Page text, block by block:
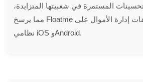
المستمرة في شعبيتها المتزايدة،
مما يرسخ Floatme كخيار رائد بين تطبيقات إدارة الأموال على
نظامي iOS وAndroid.